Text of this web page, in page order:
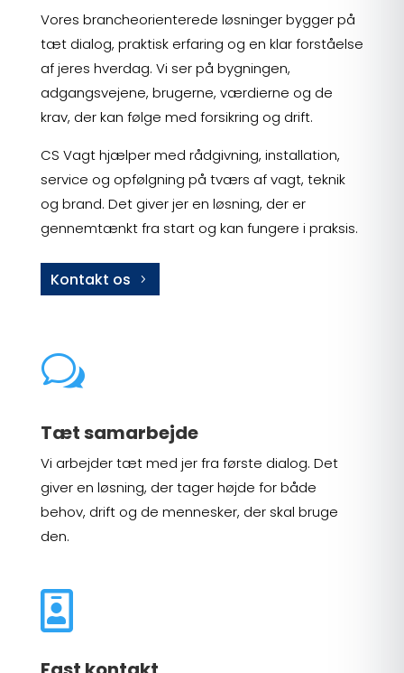
Vores brancheorienterede løsninger bygger på
tæt dialog, praktisk erfaring og en klar forståelse
af jeres hverdag. Vi ser på bygningen,
adgangsvejene, brugerne, værdierne og de
krav, der kan følge med forsikring og drift.
CS Vagt hjælper med rådgivning, installation,
service og opfølgning på tværs af vagt, teknik
og brand. Det giver jer en løsning, der er
gennemtænkt fra start og kan fungere i praksis.
Kontakt os
w
Tæt samarbejde
Vi arbejder tæt med jer fra første dialog. Det
giver en løsning, der tager højde for både
behov, drift og de mennesker, der skal bruge
den.
